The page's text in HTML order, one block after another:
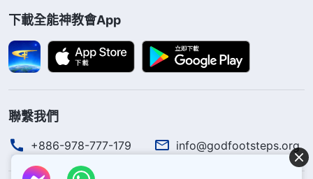
抵擋、定罪主耶穌的事實就足以能看清楚，人有撒但
經，不管生在哪個時代，都照樣會仇恨真理而抵擋
性，就該接受神的審判刑罰，如果没有審判刑罰，敗
壞人類永遠都能犯罪抵擋神，永遠不會真實順服神、
與神相合，也永遠没有資格進入天國。我們雖然從道
下載全能神教會App
聯繫我們
+886-978-777-179 info@godfootsteps.org